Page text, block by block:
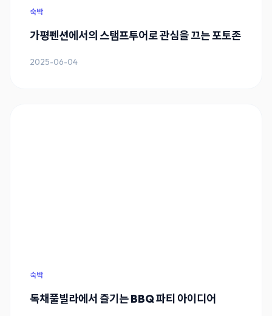
숙박
가평펜션에서의 스탬프투어로 관심을 끄는 포토존
2025-06-04
숙박
독채풀빌라에서 즐기는 BBQ 파티 아이디어